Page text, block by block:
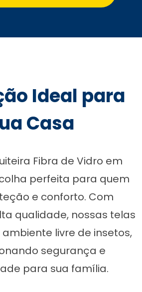
Ideal para
Casa
Fibra de Vidro em
perfeita para quem
e conforto. Com
qualidade, nossas telas
livre de insetos,
segurança e
para sua família.